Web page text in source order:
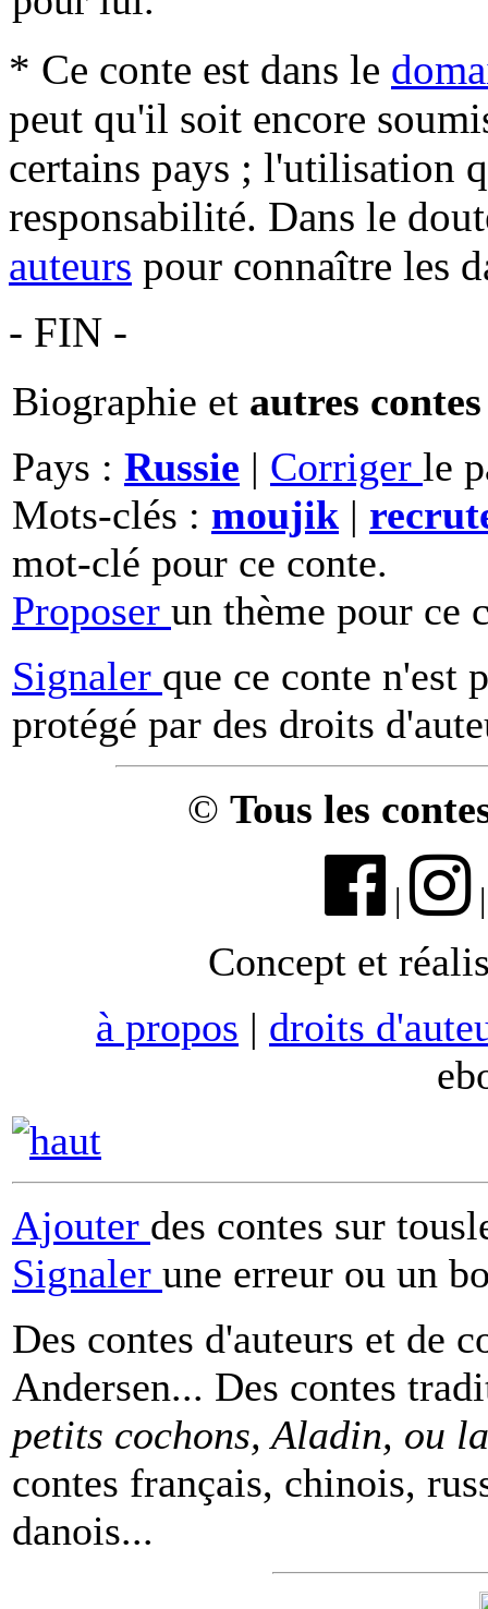
* Ce conte est dans le
peut qu'il soit encore
certains pays ; l'utilisation
responsabilité. Dans le
auteurs pour connaître les
- FIN -
Biographie et autres contes
Pays : Russie | Corriger le
Mots-clés : moujik |
mot-clé pour ce conte.
Proposer un thème pour ce
Signaler que ce conte n'est
protégé par des droits
© Tous les
|
Concept et
à propos | droits
Ajouter des contes sur
Signaler une erreur ou un
Des contes d'auteurs et de
Andersen... Des contes
petits cochons, Aladin, ou
contes français, chinois,
danois...